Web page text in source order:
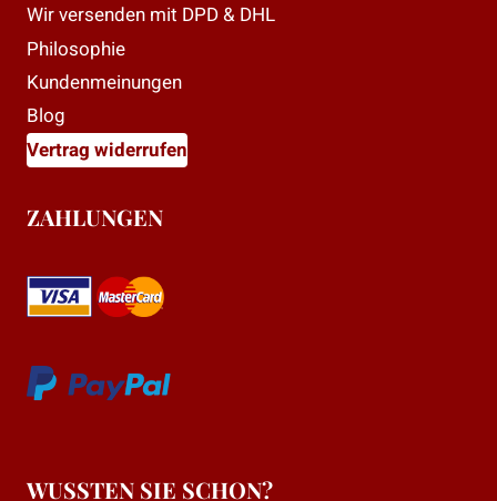
Wir versenden mit DPD & DHL
Philosophie
Kundenmeinungen
Blog
Vertrag widerrufen
ZAHLUNGEN
WUSSTEN SIE SCHON?